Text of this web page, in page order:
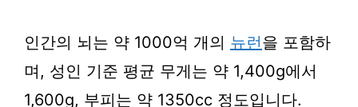
인간의 뇌는 약 1000억 개의 뉴런을 포함하
며, 성인 기준 평균 무게는 약 1,400g에서
1,600g, 부피는 약 1350cc 정도입니다.